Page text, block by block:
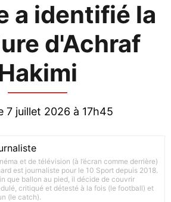
a identifié la
d'Achraf
7 juillet 2026 à 17h45
et de télévision (à l’écran comme derrière)
est journaliste pour le 10 Sport depuis 2018.
que ballon au pied, il décide de couvrir
critiqué et détesté à la fois (le football) et
(le catch).